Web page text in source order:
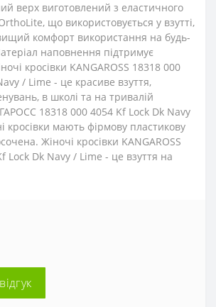
верх виготовлений з еластичного
що використовується у взутті,
комфорт використання на будь-
наповнення підтримує
кросівки KANGAROSS 18318 000
/ Lime - це красиве взуття,
в школі та на тривалій
18318 000 4054 Kf Lock Dk Navy
кросівки мають фірмову пластикову
Жіночі кросівки KANGAROSS
Lock Dk Navy / Lime - це взуття на